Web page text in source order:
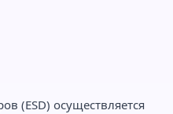
(ESD) осуществляется